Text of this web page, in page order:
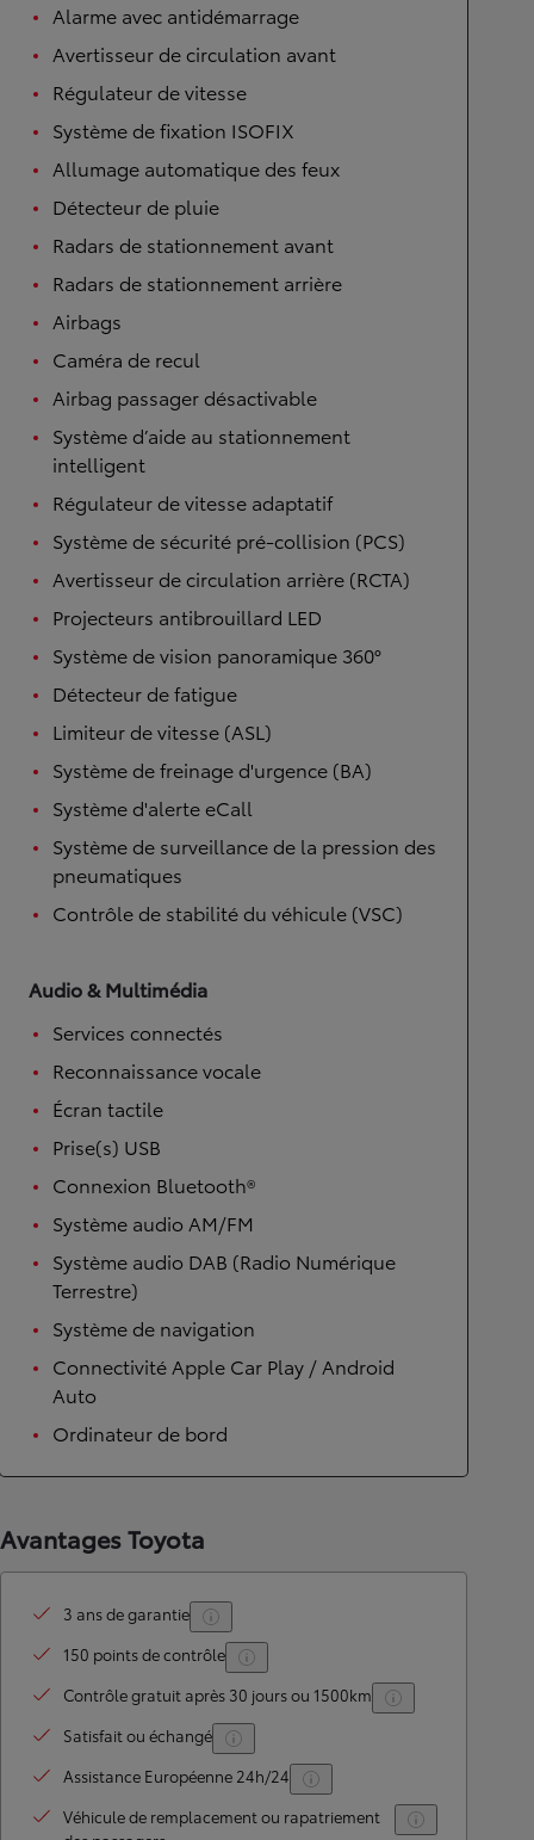
Alarme avec antidémarrage
Avertisseur de circulation avant
Régulateur de vitesse
Système de fixation ISOFIX
Allumage automatique des feux
Détecteur de pluie
Radars de stationnement avant
Radars de stationnement arrière
Airbags
Caméra de recul
Airbag passager désactivable
Système d’aide au stationnement
intelligent
Régulateur de vitesse adaptatif
Système de sécurité pré-collision (PCS)
Avertisseur de circulation arrière (RCTA)
Projecteurs antibrouillard LED
Système de vision panoramique 360°
Détecteur de fatigue
Limiteur de vitesse (ASL)
Système de freinage d'urgence (BA)
Système d'alerte eCall
Système de surveillance de la pression des
pneumatiques
Contrôle de stabilité du véhicule (VSC)
Audio & Multimédia
Services connectés
Reconnaissance vocale
Écran tactile
Prise(s) USB
Connexion Bluetooth®
Système audio AM/FM
Système audio DAB (Radio Numérique
Terrestre)
Système de navigation
Connectivité Apple Car Play / Android
Auto
Ordinateur de bord
Avantages Toyota
3 ans de garantie
150 points de contrôle
Contrôle gratuit après 30 jours ou 1500km
Satisfait ou échangé
Assistance Européenne 24h/24
Véhicule de remplacement ou rapatriement